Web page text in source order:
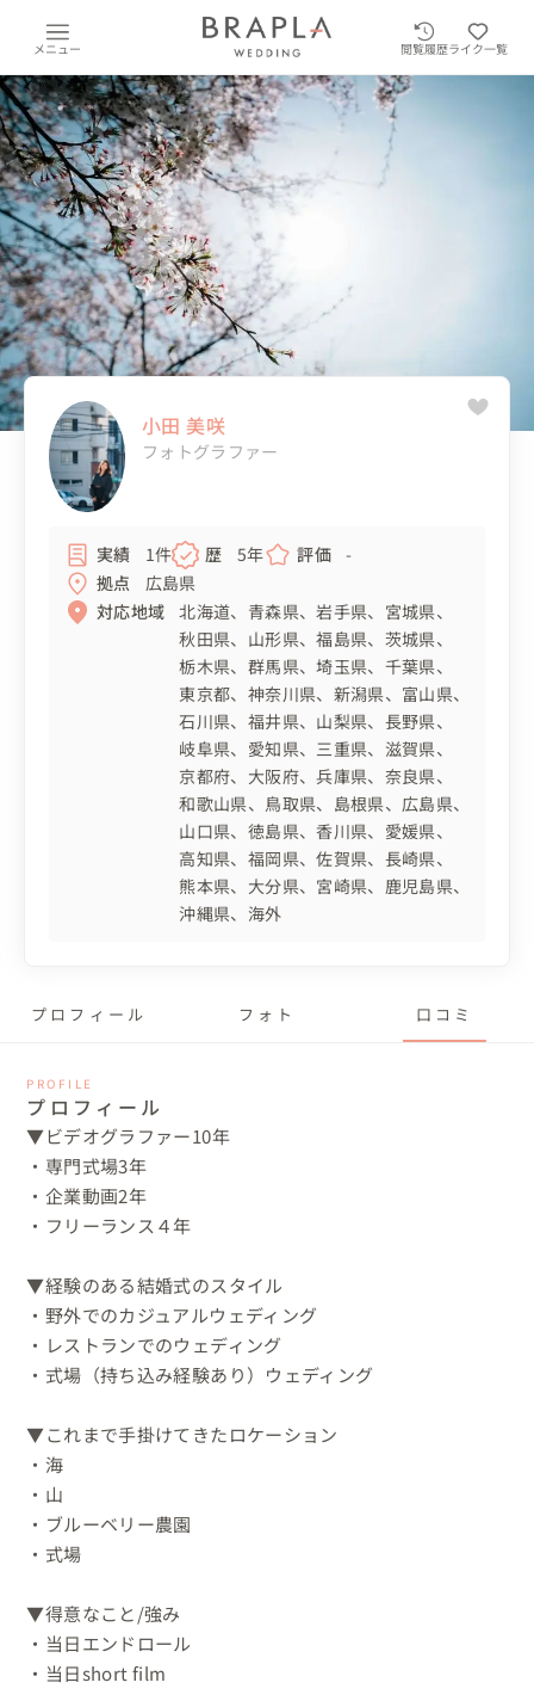
メニュー 閲覧履歴ライク一覧
小田 美咲
フォトグラファー
実績 1件 歴 5年 評価
-
拠点
広島県
対応地域
北海道 青森県 岩手県
宮城県
秋田県
山形県 福島県
茨城県
栃木県
群馬県 埼玉県
千葉県
東京都
神奈川県 新潟県
富山県
石川県
福井県 山梨県
長野県
岐阜県
愛知県 三重県
滋賀県
京都府
大阪府 兵庫県
奈良県
和歌山県
鳥取県 島根県
広島県
山口県
徳島県 香川県
愛媛県
高知県
福岡県 佐賀県
長崎県
熊本県
大分県 宮崎県
鹿児島県
沖縄県
海外
プロフィール フォト 口コミ
PROFILE
プロフィール
▼ビデオグラファー10年
・専門式場3年
・企業動画2年
・フリーランス４年
▼経験のある結婚式のスタイル
・野外でのカジュアルウェディング
・レストランでのウェディング
・式場（持ち込み経験あり）ウェディング
▼これまで手掛けてきたロケーション
・海
・山
・ブルーベリー農園
・式場
▼得意なこと/強み
・当日エンドロール
・当日short film